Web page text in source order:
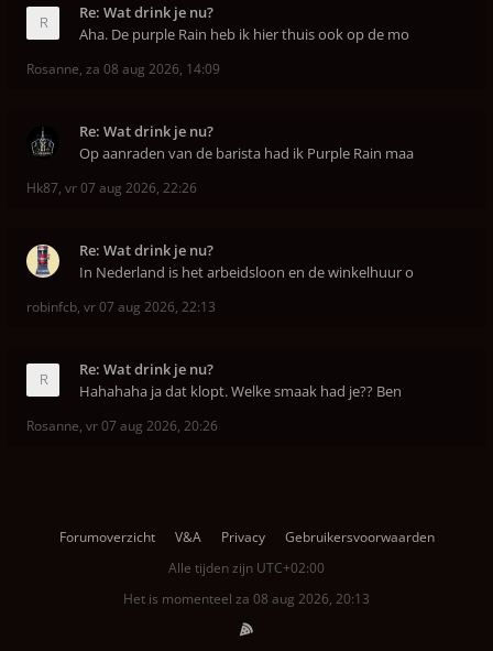
Re: Wat drink je nu?
Aha. De purple Rain heb ik hier thuis ook op de mo
Rosanne, za 08 aug 2026, 14:09
Re: Wat drink je nu?
Op aanraden van de barista had ik Purple Rain maa
Hk87, vr 07 aug 2026, 22:26
Re: Wat drink je nu?
In Nederland is het arbeidsloon en de winkelhuur o
robinfcb, vr 07 aug 2026, 22:13
Re: Wat drink je nu?
Hahahaha ja dat klopt. Welke smaak had je?? Ben
Rosanne, vr 07 aug 2026, 20:26
Forumoverzicht V&A Privacy
Gebruikersvoorwaarden
Alle tijden zijn UTC+02:00
Het is momenteel za 08 aug 2026, 20:13